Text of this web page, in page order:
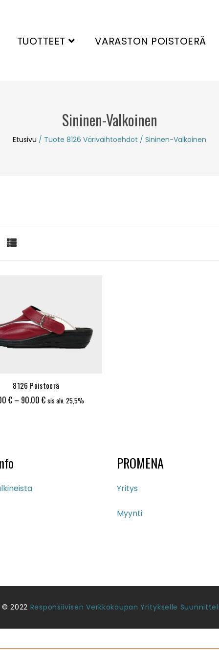
TUOTTEET VARASTON POISTOERÄ
Sininen-Valkoinen
Etusivu / Tuote 8126 Värivaihtoehdot / Sininen-Valkoinen
8126 Poistoerä
€ – 90.00€Hintaluokka:
sis alv. 25,5%
PROMENA
Yritys
Myynti
2022 Responsiivisen Verkkokaupan Yritykselle